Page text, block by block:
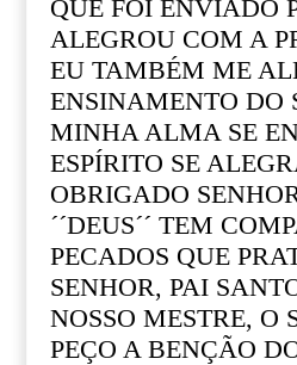
QUE FOI ENVIADO
ALEGROU COM A
EU TAMBÉM ME
ENSINAMENTO DO
MINHA ALMA SE
ESPÍRITO SE
OBRIGADO
´´DEUS´´ TEM
PECADOS QUE
SENHOR, PAI
NOSSO MESTRE, O
PEÇO A BENÇÃO